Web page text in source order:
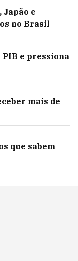
Japão e
no Brasil
e pressiona
mais de
que sabem